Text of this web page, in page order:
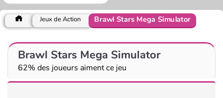
Jeux de Action Brawl Stars Mega Simulator
Brawl Stars Mega Simulator
62% des joueurs aiment ce jeu